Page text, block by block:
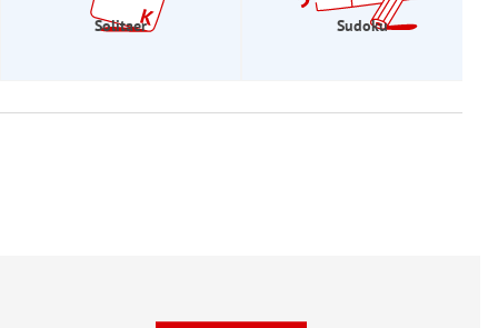
Solitaer Sudoku